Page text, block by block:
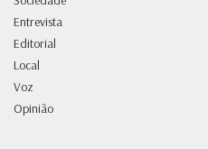
Entrevista
Editorial
Local
Voz
Opinião